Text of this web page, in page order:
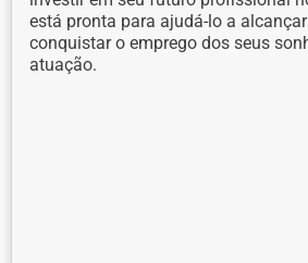
está pronta para ajudá-lo a
conquistar o emprego dos seus
atuação.